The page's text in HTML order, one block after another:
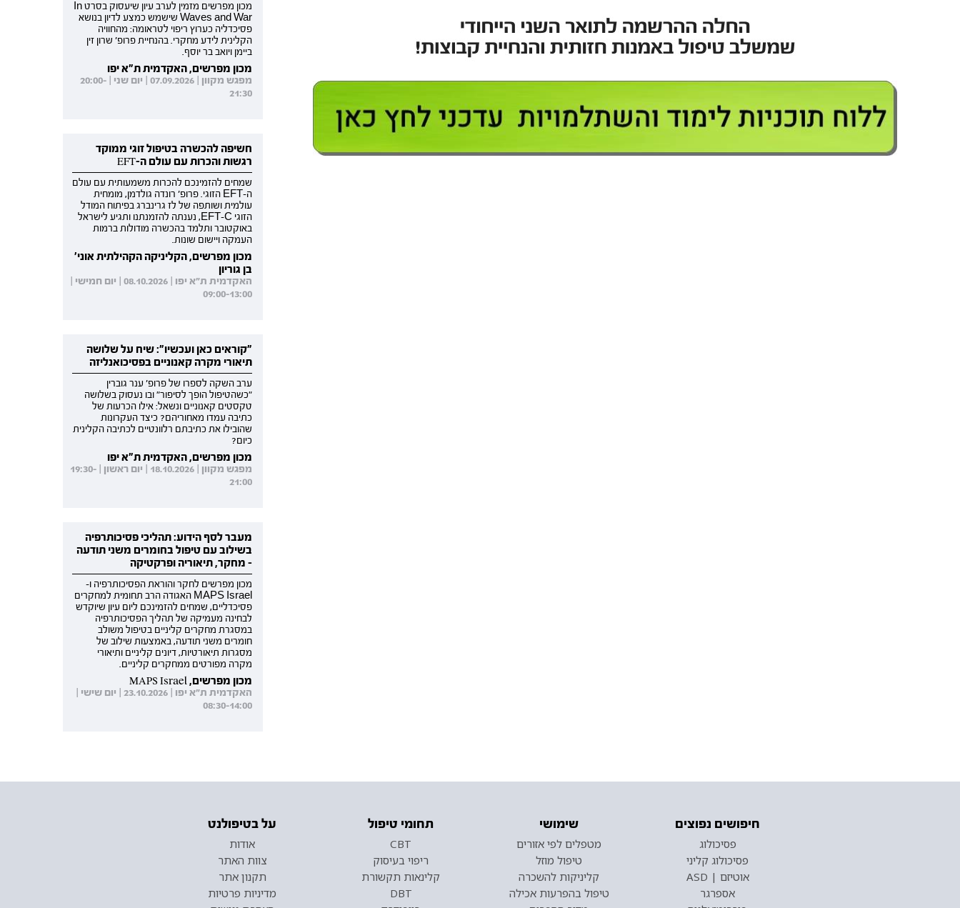
מכון מפרשים מזמין לערב עיון שיעסוק בסרט In
Waves and War שישמש כמצע לדיון בנושא
פסיכדליה כערוץ ריפוי לטראומה: מהחוויה
הקלינית לידע מחקרי. בהנחיית פרופ' שרון זין
ביימן ויואב בר יוסף.
מכון מפרשים, האקדמית ת"א יפו
מפגש מקוון | 07.09.2026 | יום שני | 20:00-
21:30
חשיפה להכשרה בטיפול זוגי ממוקד
רגשות והכרות עם עולם ה-EFT
שמחים להזמינכם להכרות משמעותית עם עולם
ה-EFT הזוגי. פרופ' רונדה גולדמן, מומחית
עולמית ושותפה של לז גרינברג בפיתוח המודל
הזוגי EFT-C, נענתה להזמנתנו ותגיע לישראל
באוקטובר ותלמד בהכשרה מודולות ברמות
העמקה ויישום שונות.
מכון מפרשים, הקליניקה הקהילתית אוני'
בן גוריון
האקדמית ת"א יפו | 08.10.2026 | יום חמישי |
09:00-13:00
"קוראים כאן ועכשיו": שיח על שלושה
תיאורי מקרה קאנוניים בפסיכואנליזה
ערב השקה לספרו של פרופ' ענר גוברין
"כשהטיפול הופך לסיפור" ובו נעסוק בשלושה
טקסטים קאנוניים ונשאל: אילו הכרעות של
כתיבה עמדו מאחוריהם? כיצד העקרונות
שהובילו את כתיבתם רלוונטיים לכתיבה הקלינית
כיום?
מכון מפרשים, האקדמית ת"א יפו
מפגש מקוון | 18.10.2026 | יום ראשון | 19:30-
21:00
מעבר לסף הידוע: תהליכי פסיכותרפיה
בשילוב עם טיפול בחומרים משני תודעה
- מחקר, תיאוריה ופרקטיקה
מכון מפרשים לחקר והוראת הפסיכותרפיה ו-
MAPS Israel האגודה הרב תחומית למחקרים
פסיכדליים, שמחים להזמינכם ליום עיון שיוקדש
לבחינה מעמיקה של תהליך הפסיכותרפיה
במסגרת מחקרים קליניים בטיפול משולב
חומרים משני תודעה, באמצעות שילוב של
מסגרות תיאורטיות, דיונים קליניים ותיאורי
מקרה מפורטים ממחקרים קליניים.
מכון מפרשים, MAPS Israel
האקדמית ת"א יפו | 23.10.2026 | יום שישי |
08:30-14:00
חיפושים נפוצים
פסיכולוג
פסיכולוג קליני
אוטיזם | ASD
אספרגר
שימושי
מטפלים לפי אזורים
טיפול מוזל
קליניקות להשכרה
טיפול בהפרעות אכילה
תחומי טיפול
CBT
ריפוי בעיסוק
קלינאות תקשורת
DBT
על בטיפולנט
אודות
צוות האתר
תקנון אתר
מדיניות פרטיות